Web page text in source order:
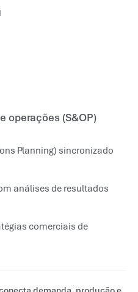
operações (S&OP)
Planning) sincronizado
análises de resultados
comerciais de
demanda, produção e